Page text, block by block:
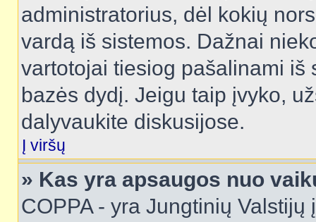
administratorius, dėl kokių
vardą iš sistemos. Dažnai
vartotojai tiesiog pašalinami iš
bazės dydį. Jeigu taip įvyko,
dalyvaukite diskusijose.
Į viršų
» Kas yra apsaugos nuo
COPPA - yra Jungtinių